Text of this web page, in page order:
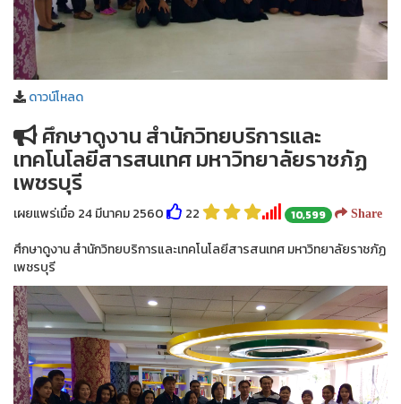
ดาวน์โหลด
ศึกษาดูงาน สำนักวิทยบริการและ
เทคโนโลยีสารสนเทศ มหาวิทยาลัยราชภัฏ
เพชรบุรี
เผยแพร่เมื่อ 24 มีนาคม 2560 22 10,599 Share
ศึกษาดูงาน สำนักวิทยบริการและเทคโนโลยีสารสนเทศ มหาวิทยาลัยราชภัฏ
เพชรบุรี